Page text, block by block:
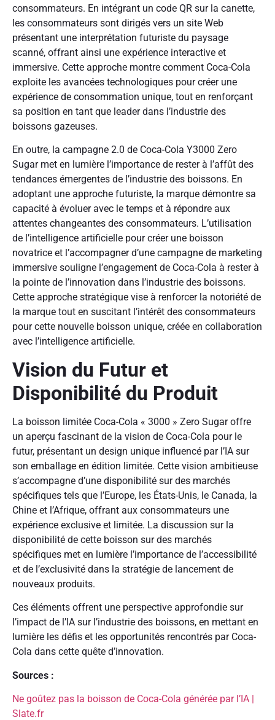
consommateurs. En intégrant un code QR sur la canette,
les consommateurs sont dirigés vers un site Web
présentant une interprétation futuriste du paysage
scanné, offrant ainsi une expérience interactive et
immersive. Cette approche montre comment Coca-Cola
exploite les avancées technologiques pour créer une
expérience de consommation unique, tout en renforçant
sa position en tant que leader dans l’industrie des
boissons gazeuses.
En outre, la campagne 2.0 de Coca-Cola Y3000 Zero
Sugar met en lumière l’importance de rester à l’affût des
tendances émergentes de l’industrie des boissons. En
adoptant une approche futuriste, la marque démontre sa
capacité à évoluer avec le temps et à répondre aux
attentes changeantes des consommateurs. L’utilisation
de l’intelligence artificielle pour créer une boisson
novatrice et l’accompagner d’une campagne de marketing
immersive souligne l’engagement de Coca-Cola à rester à
la pointe de l’innovation dans l’industrie des boissons.
Cette approche stratégique vise à renforcer la notoriété de
la marque tout en suscitant l’intérêt des consommateurs
pour cette nouvelle boisson unique, créée en collaboration
avec l’intelligence artificielle.
Vision du Futur et
Disponibilité du Produit
La boisson limitée Coca-Cola « 3000 » Zero Sugar offre
un aperçu fascinant de la vision de Coca-Cola pour le
futur, présentant un design unique influencé par l’IA sur
son emballage en édition limitée. Cette vision ambitieuse
s’accompagne d’une disponibilité sur des marchés
spécifiques tels que l’Europe, les États-Unis, le Canada, la
Chine et l’Afrique, offrant aux consommateurs une
expérience exclusive et limitée. La discussion sur la
disponibilité de cette boisson sur des marchés
spécifiques met en lumière l’importance de l’accessibilité
et de l’exclusivité dans la stratégie de lancement de
nouveaux produits.
Ces éléments offrent une perspective approfondie sur
l’impact de l’IA sur l’industrie des boissons, en mettant en
lumière les défis et les opportunités rencontrés par Coca-
Cola dans cette quête d’innovation.
Sources :
Ne goûtez pas la boisson de Coca-Cola générée par l’IA |
Slate.fr